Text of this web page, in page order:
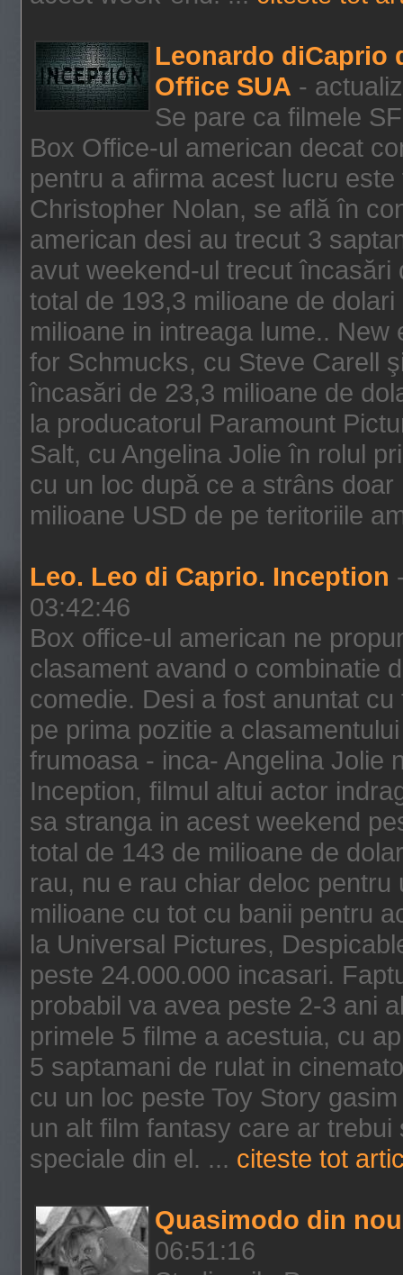
Leonardo diCaprio
Office SUA -
Se pare ca filmele
Box Office-ul american decat
pentru a afirma acest lucru
Christopher Nolan, se află în
american desi au trecut 3
avut weekend-ul trecut încasări
total de 193,3 milioane de
milioane in intreaga lume..
for Schmucks, cu Steve Carell
încasări de 23,3 milioane de
la producatorul Paramount
Salt, cu Angelina Jolie în rolul
cu un loc după ce a strâns
milioane USD de pe teritoriile
Leo. Leo di Caprio. Inception
03:42:46
Box office-ul american ne
clasament avand o combinatie
comedie. Desi a fost anuntat
pe prima pozitie a
frumoasa - inca- Angelina Jolie
Inception, filmul altui actor
sa stranga in acest weekend
total de 143 de milioane de
rau, nu e rau chiar deloc
milioane cu tot cu banii pentru
la Universal Pictures,
peste 24.000.000 incasari.
probabil va avea peste 2-3 ani
primele 5 filme a acestuia, cu
5 saptamani de rulat in
cu un loc peste Toy Story
un alt film fantasy care ar
speciale din el. ... citeste tot
Quasimodo din
06:51:16